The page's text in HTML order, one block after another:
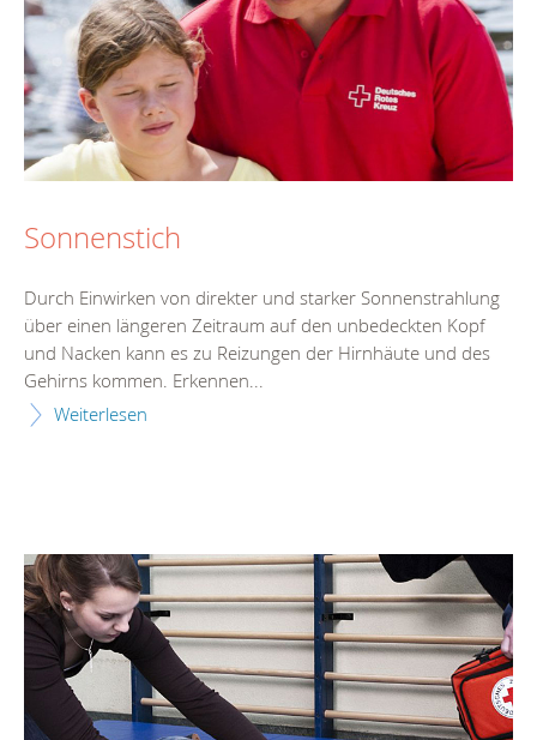
Sonnenstich
Durch Einwirken von direkter und starker Sonnenstrahlung
über einen längeren Zeitraum auf den unbedeckten Kopf
und Nacken kann es zu Reizungen der Hirnhäute und des
Gehirns kommen. Erkennen...
Weiterlesen